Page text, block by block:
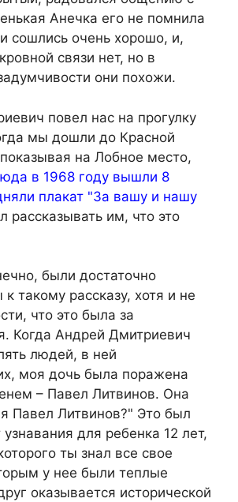
Анечка его не помнила
сошлись очень хорошо, и,
связи нет, но в
они похожи.
повел нас на прогулку
мы дошли до Красной
на Лобное место,
в 1968 году вышли 8
плакат "За вашу и нашу
рассказывать им, что это
были достаточно
такому рассказу, хотя и не
что это была за
Когда Андрей Дмитриевич
людей, в ней
моя дочь была поражена
– Павел Литвинов. Она
Павел Литвинов?" Это был
для ребенка 12 лет,
ты знал все свое
у нее были теплые
оказывается исторической